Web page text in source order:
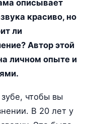
описывает
красиво, но
ли
Автор этой
личном опыте и
чтобы вы
В 20 лет у